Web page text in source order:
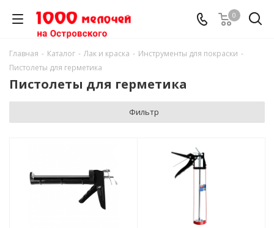
0
Главная - Каталог - Лак и краска - Инструменты для покраски -
Пистолеты для герметика
Пистолеты для герметика
Фильтр